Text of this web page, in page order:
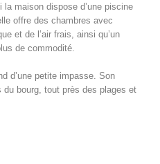
maison dispose d’une piscine
offre des chambres avec
et de l’air frais, ainsi qu’un
de commodité.
d’une petite impasse. Son
bourg, tout près des plages et